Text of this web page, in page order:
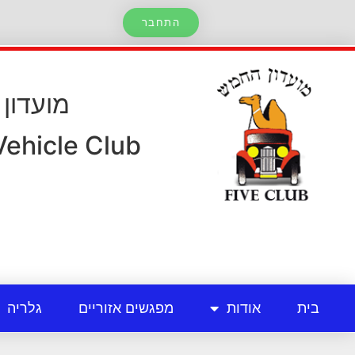
התחבר
Club
בית אודות מפגשים אזוריים גלריה